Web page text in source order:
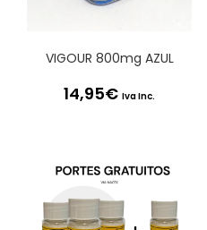
VIGOUR 800mg AZUL
14,95€ Iva Inc.